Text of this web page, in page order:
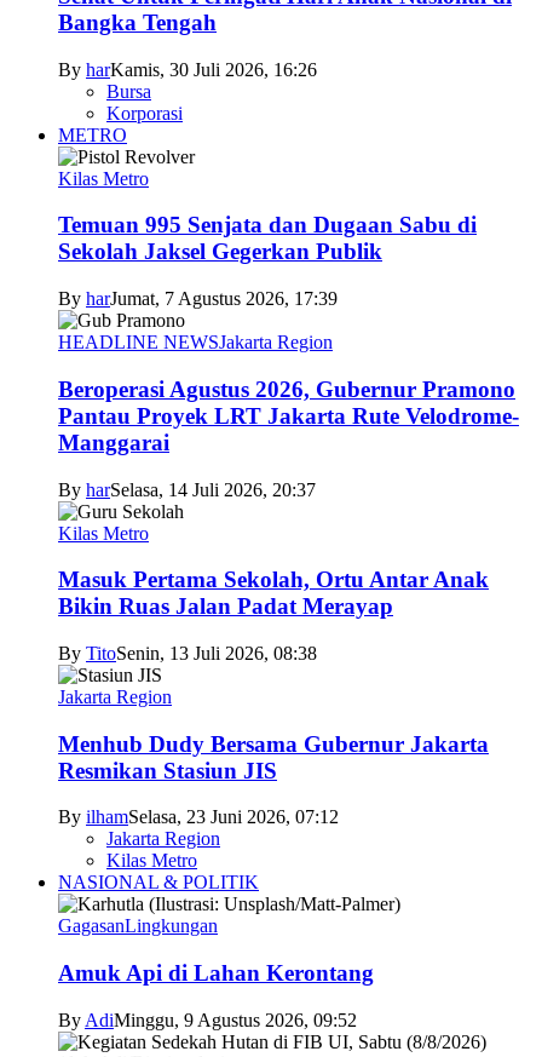
Bangka Tengah
By harKamis, 30 Juli 2026, 16:26
Bursa
Korporasi
METRO
Kilas Metro
Temuan 995 Senjata dan Dugaan Sabu di
Sekolah Jaksel Gegerkan Publik
By harJumat, 7 Agustus 2026, 17:39
HEADLINE NEWSJakarta Region
Beroperasi Agustus 2026, Gubernur Pramono
Pantau Proyek LRT Jakarta Rute Velodrome-
Manggarai
By harSelasa, 14 Juli 2026, 20:37
Kilas Metro
Masuk Pertama Sekolah, Ortu Antar Anak
Bikin Ruas Jalan Padat Merayap
By TitoSenin, 13 Juli 2026, 08:38
Jakarta Region
Menhub Dudy Bersama Gubernur Jakarta
Resmikan Stasiun JIS
By ilhamSelasa, 23 Juni 2026, 07:12
Jakarta Region
Kilas Metro
NASIONAL & POLITIK
GagasanLingkungan
Amuk Api di Lahan Kerontang
By AdiMinggu, 9 Agustus 2026, 09:52